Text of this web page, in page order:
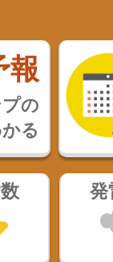
報
の
る
発